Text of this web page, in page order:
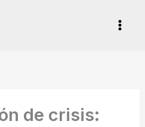
de crisis: